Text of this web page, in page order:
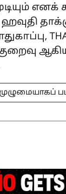
எனக்
குறைவு
முழுமையாகப்